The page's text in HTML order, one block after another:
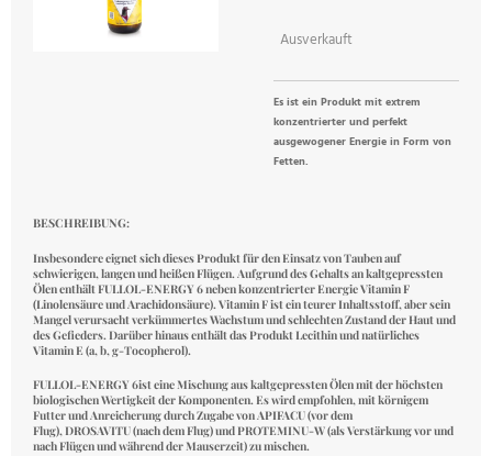
Ausverkauft
Es ist ein Produkt mit extrem
konzentrierter und perfekt
ausgewogener Energie in Form von
Fetten.
BESCHREIBUNG:
Insbesondere eignet sich dieses Produkt für den Einsatz von Tauben auf
schwierigen, langen und heißen Flügen. Aufgrund des Gehalts ankaltgepressten
Ölen enthält FULLOL-ENERGY 6 neben konzentrierterEnergie Vitamin F
(Linolensäure und Arachidonsäure). Vitamin F ist ein teurer Inhaltsstoff, aber sein
Mangel verursacht verkümmertes Wachstum und schlechten Zustand der Haut und
des Gefieders. Darüber hinaus enthält das Produkt Lecithin und natürliches
Vitamin E (a, b, g-Tocopherol).
FULLOL-ENERGY 6ist eine Mischung aus kaltgepressten Ölen mit der höchsten
biologischen Wertigkeit der Komponenten. Es wird empfohlen, mit körnigem
Futter und Anreicherung durch Zugabe vonAPIFACU(vor dem
Flug),DROSAVITU(nach dem Flug) undPROTEMINU-W(als Verstärkung vor und
nach Flügen und während der Mauserzeit) zu mischen.